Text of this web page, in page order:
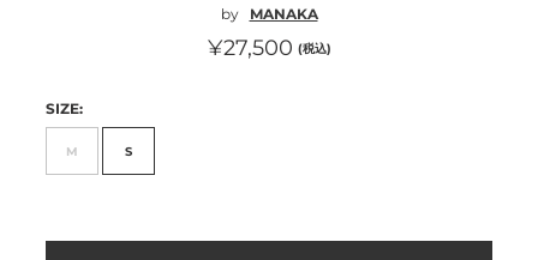
by MANAKA
通
¥27,500 (税込)
SIZE:
M S